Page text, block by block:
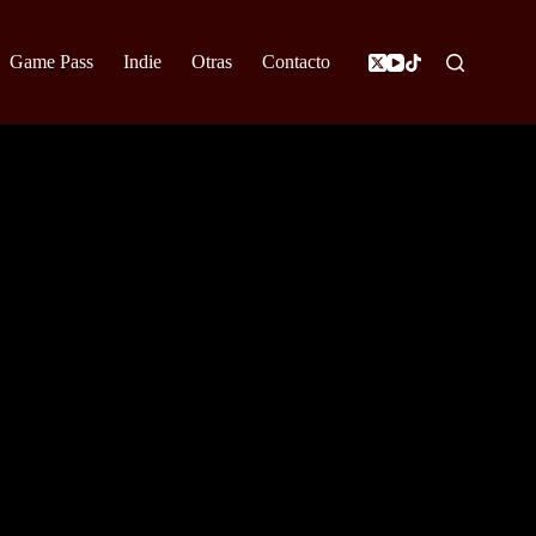
Game Pass Indie Otras Contacto